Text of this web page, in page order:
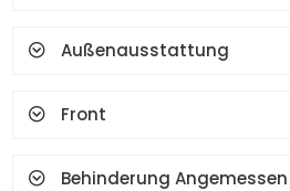
Keramikboden
Kamin
Gesichtserkennung Und
Außenausstattung
Front
Behinderung Angemessen